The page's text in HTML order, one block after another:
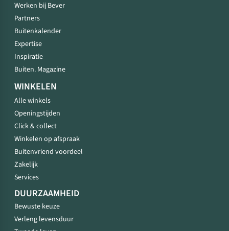
Werken bij Bever
Partners
Buitenkalender
Expertise
Inspiratie
Buiten. Magazine
WINKELEN
Alle winkels
Openingstijden
Click & collect
Winkelen op afspraak
Buitenvriend voordeel
Zakelijk
Services
DUURZAAMHEID
Bewuste keuze
Verleng levensduur